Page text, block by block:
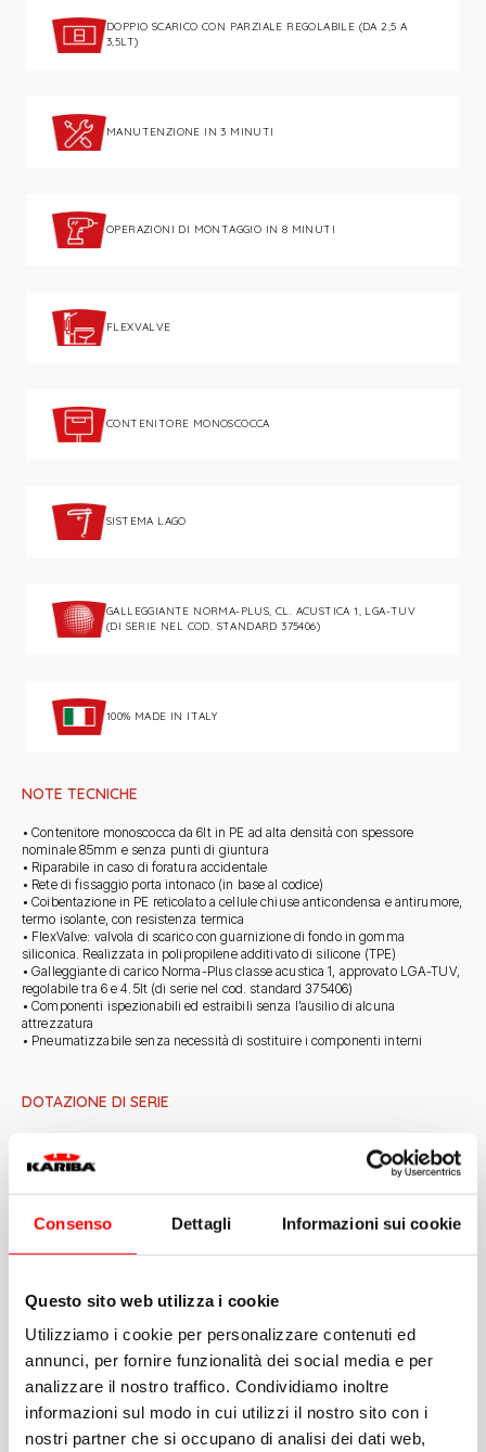
Consenso Dettagli Informazioni sui cookie
Questo sito web utilizza i cookie
Utilizziamo i cookie per personalizzare contenuti ed
annunci, per fornire funzionalità dei social media e per
analizzare il nostro traffico. Condividiamo inoltre
informazioni sul modo in cui utilizzi il nostro sito con i
nostri partner che si occupano di analisi dei dati web,
DOPPIO SCARICO CON PARZIALE REGOLABILE (DA 2,5 A
3,5LT)
MANUTENZIONE IN 3 MINUTI
OPERAZIONI DI MONTAGGIO IN 8 MINUTI
FLEXVALVE
CONTENITORE MONOSCOCCA
SISTEMA LAGO
GALLEGGIANTE NORMA-PLUS, CL. ACUSTICA 1, LGA-TUV
(DI SERIE NEL COD. STANDARD 375406)
100% MADE IN ITALY
NOTE TECNICHE
• Contenitore monoscocca da 6lt in PE ad alta densità con spessore
nominale 85mm e senza punti di giuntura
• Riparabile in caso di foratura accidentale
• Rete di fissaggio porta intonaco (in base al codice)
• Coibentazione in PE reticolato a cellule chiuse anticondensa e antirumore,
termo isolante, con resistenza termica
• FlexValve: valvola di scarico con guarnizione di fondo in gomma
siliconica. Realizzata in polipropilene additivato di silicone (TPE)
• Galleggiante di carico Norma-Plus classe acustica 1, approvato LGA-TUV,
regolabile tra 6 e 4.5lt (di serie nel cod. standard 375406)
• Componenti ispezionabili ed estraibili senza l’ausilio di alcuna
attrezzatura
• Pneumatizzabile senza necessità di sostituire i componenti interni
DOTAZIONE DI SERIE
1/2”-3/8”
• Tubo di scarico regolabile fino a 100mm con copertura in polistirolo e
guarnizione conica
• Tappo di protezione cantiere per tubo di cacciata
317010
• Controplacca Duo
• Placca Fidia/Itaka/Aurea
• Kit di fissaggio a muro
• Cannotto con rosone
• Prolunga per turca
• Sistema pneumatico